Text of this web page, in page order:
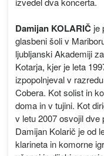
Damijan KOLARIČje
glasbeni šoli v
ljubljanski Akademiji
Kotarja, kjer je leta
izpopolnjeval v
Cobera. Kot solist in
doma in v tujini. Kot
v letu 2007 osvojil dve
Damijan Kolarič je od
klarineta in komorne